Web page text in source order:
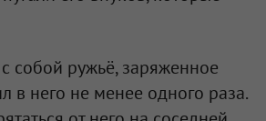
собой ружьё, заряженное
в него не менее одного раза.